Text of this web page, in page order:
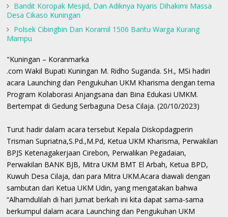
Bandit Koropak Mesjid, Dan Adiknya Nyaris Dihakimi Massa
Desa Cikaso Kuningan
Polsek Cibingbin Dan Koramil 1506 Bantu Warga Kurang
Mampu
"Kuningan – Koranmarka
.com Wakil Bupati Kuningan M. Ridho Suganda. SH., MSi hadiri
acara Launching dan Pengukuhan UKM Kharisma dengan tema
Program Kolaborasi Anjangsana dan Bina Edukasi UMKM.
Bertempat di Gedung Serbaguna Desa Cilaja. (20/10/2023)
Turut hadir dalam acara tersebut Kepala Diskopdagperin
Trisman Supriatna,S.Pd.,M.Pd, Ketua UKM Kharisma, Perwakilan
BPJS Ketenagakerjaan Cirebon, Perwalikan Pegadaian,
Perwakilan BANK BJB, Mitra UKM BMT El Arbah, Ketua BPD,
Kuwuh Desa Cilaja, dan para Mitra UKM.Acara diawali dengan
sambutan dari Ketua UKM Udin, yang mengatakan bahwa
“Alhamdulilah di hari Jumat berkah ini kita dapat sama-sama
berkumpul dalam acara Launching dan Pengukuhan UKM